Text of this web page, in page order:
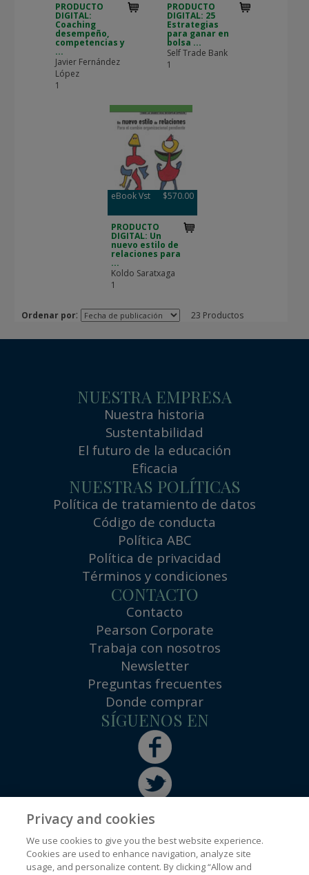
PRODUCTO
DIGITAL:
Coaching
desempeño,
competencias y
...
Javier Fernández
López
1
PRODUCTO
DIGITAL: 25
Estrategias
para ganar en
bolsa ...
Self Trade Bank
1
eBook Vst $570.00
PRODUCTO
DIGITAL: Un
nuevo estilo de
relaciones para
...
Koldo Saratxaga
1
Ordenar por: 23 Productos
NUESTRA EMPRESA
Nuestra historia
Sustentabilidad
El futuro de la educación
Eficacia
NUESTRAS POLÍTICAS
Política de tratamiento de datos
Código de conducta
Política ABC
Política de privacidad
Términos y condiciones
CONTACTO
Contacto
Pearson Corporate
Trabaja con nosotros
Newsletter
Preguntas frecuentes
Donde comprar
SÍGUENOS EN
Privacy and cookies
We use cookies to give you the best website experience.
Cookies are used to enhance navigation, analyze site
usage, and personalize content. By clicking “Allow and